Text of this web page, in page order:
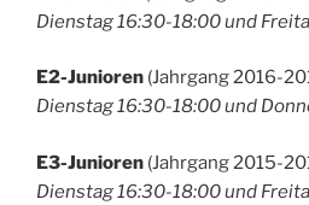
Dienstag 16:30-18:00 und
E2-Junioren (Jahrgang 2016-
Dienstag 16:30-18:00 und
E3-Junioren (Jahrgang 2015-
Dienstag 16:30-18:00 und